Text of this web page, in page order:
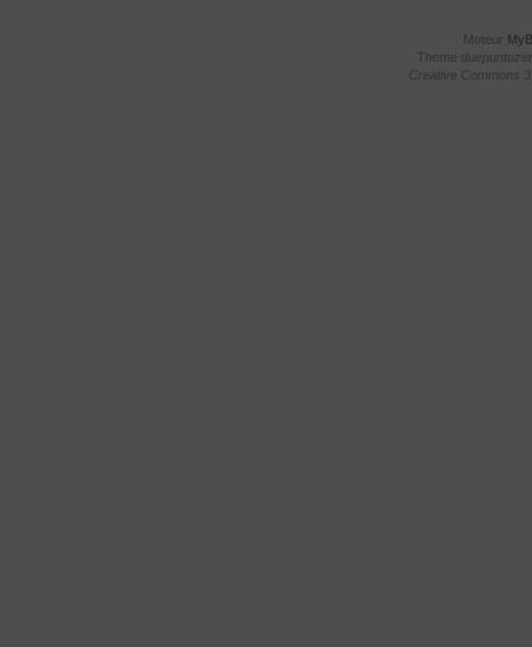
Moteur
Theme
Creative Commons